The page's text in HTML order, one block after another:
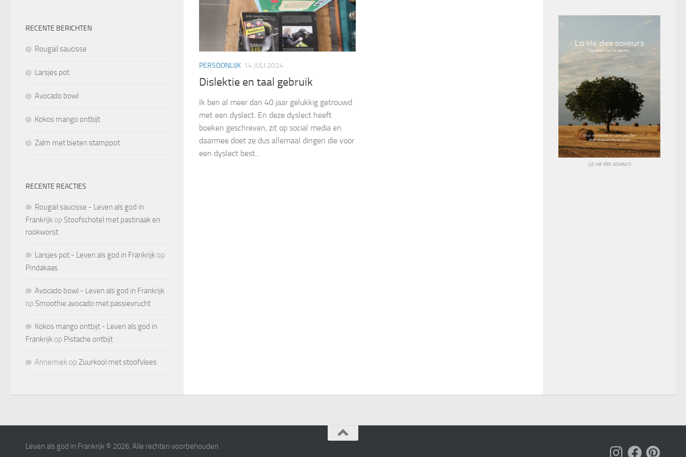
PERSOONLIJK 14 JULI 2024
Dislektie en taal gebruik
Ik ben al meer dan 40 jaar gelukkig getrouwd
met een dyslect. En deze dyslect heeft
boeken geschreven, zit op social media en
daarmee doet ze dus allemaal dingen die voor
een dyslect best...
RECENTE BERICHTEN
Rougail saucisse
Larsjes pot
Avocado bowl
Kokos mango ontbijt
Zalm met bieten stamppot
RECENTE REACTIES
Rougail saucisse - Leven als god in
Frankrijk op Stoofschotel met pastinaak en
rookworst
Larsjes pot - Leven als god in Frankrijk op
Pindakaas
Avocado bowl - Leven als god in Frankrijk
op Smoothie avocado met passievrucht
Kokos mango ontbijt - Leven als god in
Frankrijk op Pistache ontbijt
Annemiek op Zuurkool met stoofvlees
La vie des saveurs
Leven als god in Frankrijk © 2026. Alle rechten voorbehouden.